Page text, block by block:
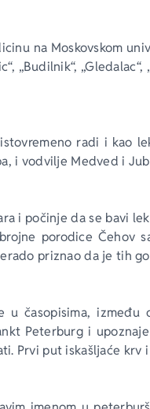
na Moskovskom
„Budilnik“,
radi i kao
i vodvilje Medved i
i počinje da se bavi
porodice Čehov
priznao da je tih
časopisima, između
Peterburg i
Prvi put iskašljaće